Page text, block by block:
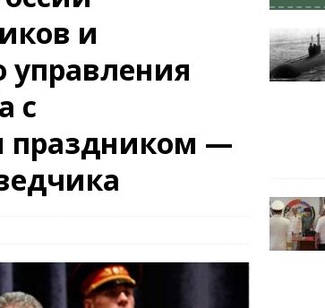
документами из
НОВОСТИ
и
управления
с
праздником —